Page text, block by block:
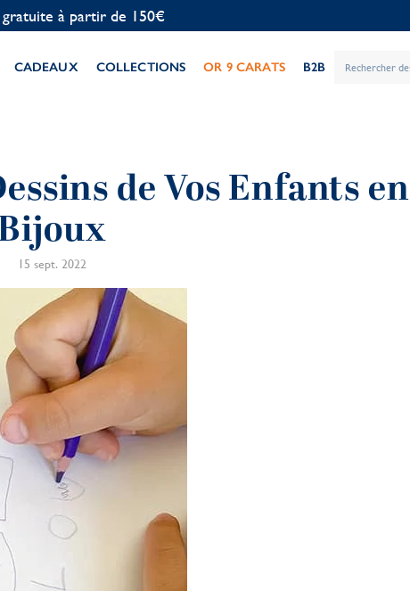
offerte
CADEAUX COLLECTIONS OR 9 CARATS B2B
de Vos Enfants en
15 sept. 2022